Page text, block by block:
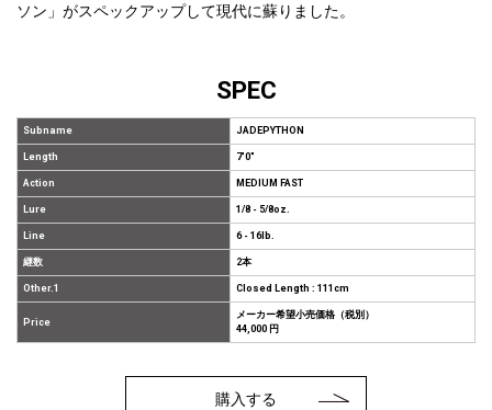
ソン」がスペックアップして現代に蘇りました。
SPEC
Subname JADEPYTHON
Length 7'0"
Action MEDIUM FAST
Lure 1/8 - 5/8oz.
Line 6 - 16lb.
継数 2本
Other.1 Closed Length : 111cm
Price
メーカー希望小売価格（税別）
44,000 円
購入する